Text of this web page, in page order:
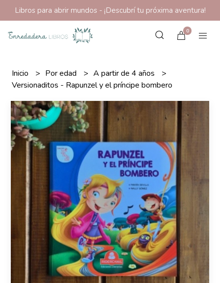
Libros para abrir mundos - ¡Descubrí tu próxima aventura!
0
Inicio Por edad
A partir de 4 años
Versionaditos - Rapunzel y el príncipe bombero